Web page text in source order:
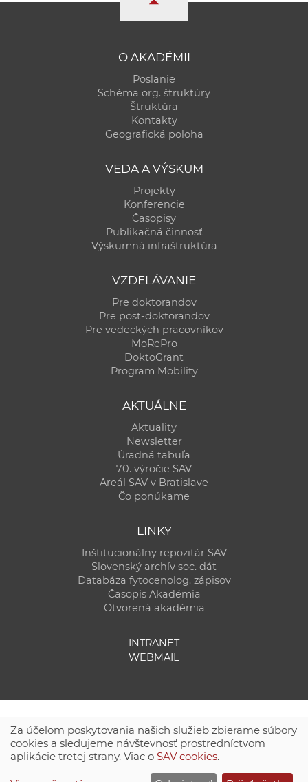
O AKADÉMII
Poslanie
Schéma org. štruktúry
Štruktúra
Kontakty
Geografická poloha
VEDA A VÝSKUM
Projekty
Konferencie
Časopisy
Publikačná činnosť
Výskumná infraštruktúra
VZDELÁVANIE
Pre doktorandov
Pre post-doktorandov
Pre vedeckých pracovníkov
MoRePro
DoktoGrant
Program Mobility
AKTUÁLNE
Aktuality
Newsletter
Úradná tabuľa
70. výročie SAV
Areál SAV v Bratislave
Čo ponúkame
LINKY
Inštitucionálny repozitár SAV
Slovenský archív soc. dát
Databáza fytocenolog. zápisov
Časopis Akadémia
Otvorená akadémia
INTRANET
WEBMAIL
CSČ SAV, v. v. i. - Výpočtové stredisko SAV
Za účelom poskytovania našich služieb zbierame súbory
cookies a sledujeme návštevnosť prostredníctvom
aplikácie tretej strany. Viac o SAV cookies.